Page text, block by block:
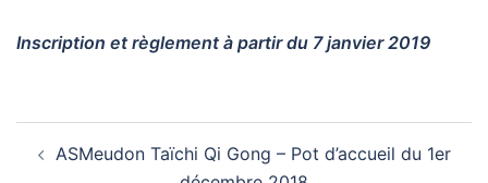
Inscription et règlement à partir du 7 janvier 2019
d’article
ASMeudon Taïchi Qi Gong – Pot d’accueil du 1er